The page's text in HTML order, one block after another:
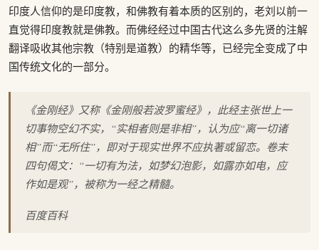
印度人信仰的是印度教，和佛教有着本质的区别的，老刘以前一
直觉得印度教就是佛教。而佛经经过中国古代这么多先贤的注解
翻译吸收其他宗教（特别是道教）的精华等，已经完全变成了中
国传统文化的一部分。
《金刚经》又称《金刚般若波罗蜜经》，此经主张世上一
切事物空幻不实，“实相者则是非相”，认为应“离一切诸
相”而“无所住”，即对于现实世界不应执著或留恋。卷末
四句偈文：“一切有为法，如梦幻泡影，如露亦如电，应
作如是观”，被称为一经之精髓。
百度百科